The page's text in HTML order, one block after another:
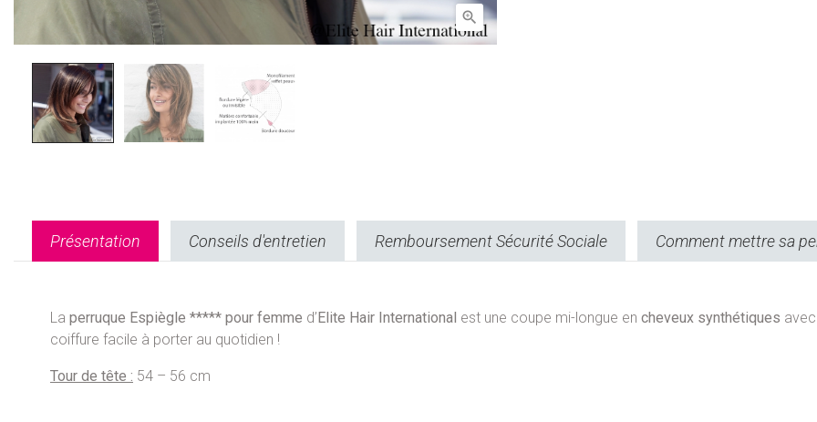

Présentation Conseils d'entretien Remboursement Sécurité Sociale Comment mettre sa
La perruque Espiègle ***** pour femme d’Elite Hair International est une coupe mi-longue en cheveux synthétiques
coiffure facile à porter au quotidien !
Tour de tête : 54 – 56 cm